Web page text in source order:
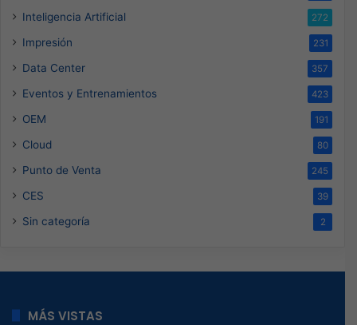
Inteligencia Artificial 272
Impresión 231
Data Center 357
Eventos y Entrenamientos 423
OEM 191
Cloud 80
Punto de Venta 245
CES 39
Sin categoría 2
MÁS VISTAS